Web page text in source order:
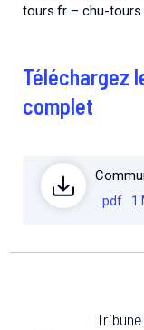
tours.fr – chu-
Téléchargez
complet
.pdf 1